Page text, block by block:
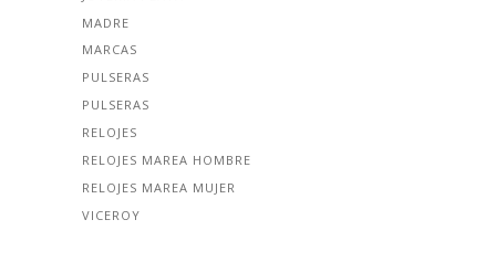
MADRE
MARCAS
PULSERAS
PULSERAS
RELOJES
RELOJES MAREA HOMBRE
RELOJES MAREA MUJER
VICEROY